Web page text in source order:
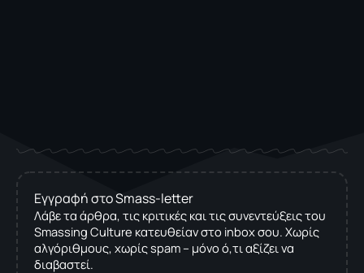
Εγγραφή στο Smass-letter
Λάβε τα άρθρα, τις κριτικές και τις συνεντεύξεις του
Smassing Culture κατευθείαν στο inbox σου. Χωρίς
αλγόριθμους, χωρίς spam – μόνο ό,τι αξίζει να
διαβαστεί.